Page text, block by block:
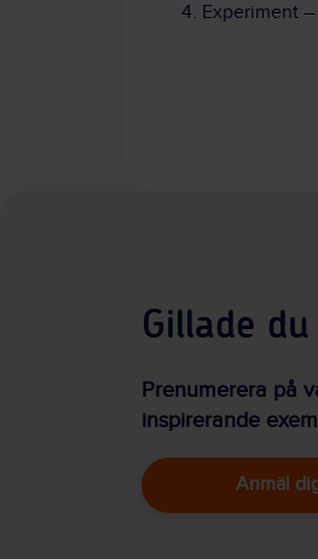
Experiment
Gillade
Prenumerera på
inspirerande
Anmäl